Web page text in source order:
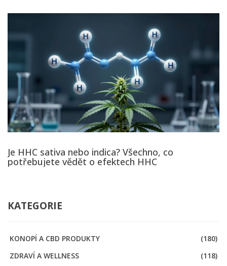
Je HHC sativa nebo indica? Všechno, co
potřebujete vědět o efektech HHC
KATEGORIE
KONOPÍ A CBD PRODUKTY
(180)
ZDRAVÍ A WELLNESS
(118)